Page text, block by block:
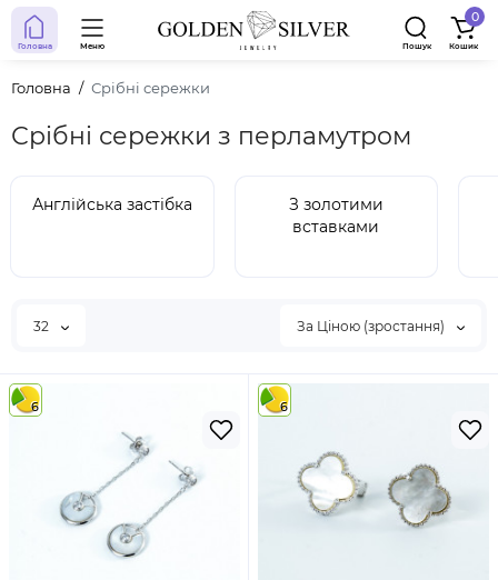
Головна Меню Пошук
0
Кошик
Головна Срібні сережки
Срібні сережки з перламутром
Англійська застібка
З золотими
вставками
32 За Ціною (зростання)
6 6